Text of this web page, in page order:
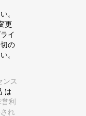
。
更
イ
の
。
は
利
れ